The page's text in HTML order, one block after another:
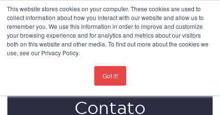
This website stores cookies on your computer. These cookies are used to
collect information about how you interact with our website and allow us to
remember you. We use this information in order to improve and customize
your browsing experience and for analytics and metrics about our visitors
both on this website and other media. To find out more about the cookies we
use, see our Privacy Policy.
Got it!
For the latest updates about our schools
Contato